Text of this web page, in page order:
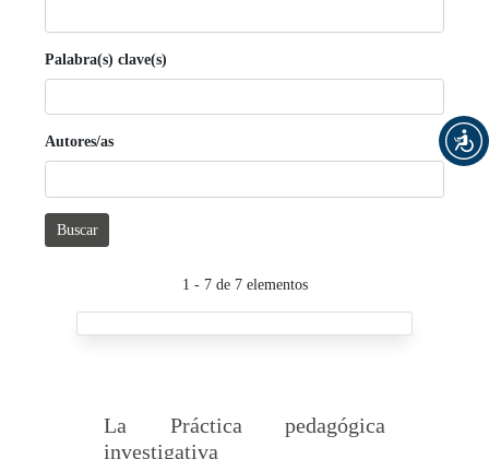
Palabra(s) clave(s)
Autores/as
Buscar
1 - 7 de 7 elementos
La Práctica pedagógica
investigativa